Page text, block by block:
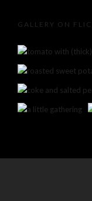
GALLERY ON